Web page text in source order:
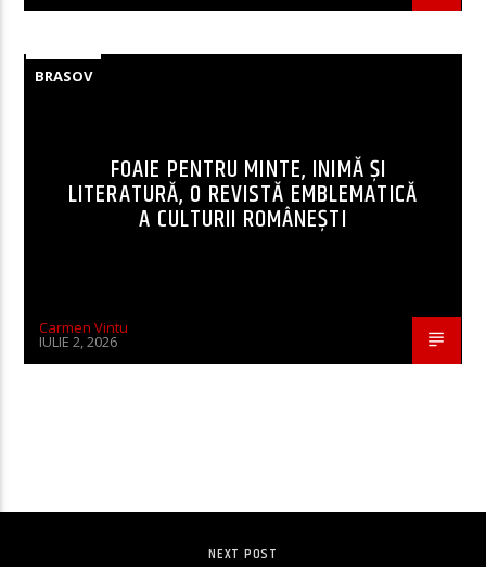
BRASOV
FOAIE PENTRU MINTE, INIMĂ ȘI
LITERATURĂ, O REVISTĂ EMBLEMATICĂ
A CULTURII ROMÂNEȘTI
Carmen Vintu
IULIE 2, 2026
NEXT POST